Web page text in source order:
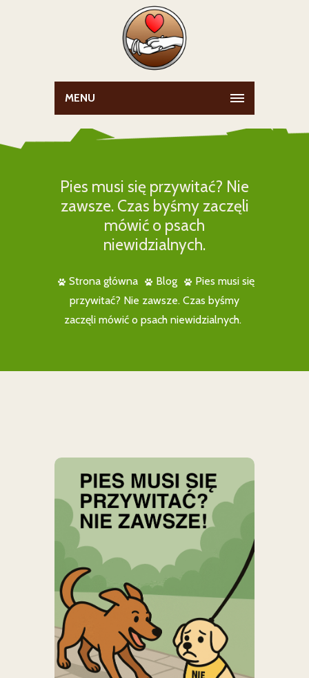
MENU
Pies musi się przywitać? Nie
zawsze. Czas byśmy zaczęli
mówić o psach
niewidzialnych.
Strona główna Blog
Pies musi się
przywitać? Nie zawsze. Czas byśmy
zaczęli mówić o psach niewidzialnych.